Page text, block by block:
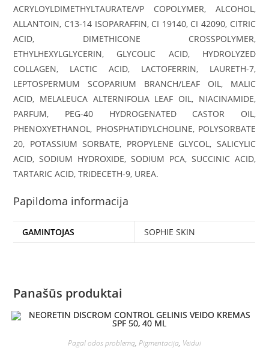
ACRYLOYLDIMETHYLTAURATE/VP COPOLYMER, ALCOHOL,
ALLANTOIN, C13-14 ISOPARAFFIN, CI 19140, CI 42090, CITRIC
ACID, DIMETHICONE CROSSPOLYMER,
ETHYLHEXYLGLYCERIN, GLYCOLIC ACID, HYDROLYZED
COLLAGEN, LACTIC ACID, LACTOFERRIN, LAURETH-7,
LEPTOSPERMUM SCOPARIUM BRANCH/LEAF OIL, MALIC
ACID, MELALEUCA ALTERNIFOLIA LEAF OIL, NIACINAMIDE,
PARFUM, PEG-40 HYDROGENATED CASTOR OIL,
PHENOXYETHANOL, PHOSPHATIDYLCHOLINE, POLYSORBATE
20, POTASSIUM SORBATE, PROPYLENE GLYCOL, SALICYLIC
ACID, SODIUM HYDROXIDE, SODIUM PCA, SUCCINIC ACID,
TARTARIC ACID, TRIDECETH-9, UREA.
Papildoma informacija
GAMINTOJAS SOPHIE SKIN
Panašūs produktai
Pagal odos problemą, Pigmentacija, Veidui